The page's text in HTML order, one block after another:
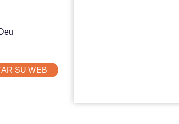
SU WEB